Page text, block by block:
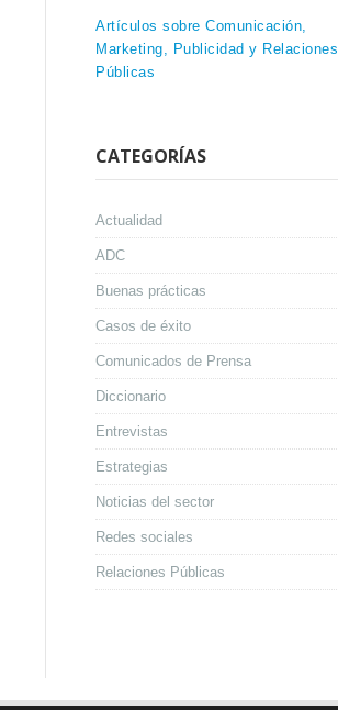
Artículos sobre Comunicación,
Marketing, Publicidad y Relaciones
Públicas
CATEGORÍAS
Actualidad
ADC
Buenas prácticas
Casos de éxito
Comunicados de Prensa
Diccionario
Entrevistas
Estrategias
Noticias del sector
Redes sociales
Relaciones Públicas